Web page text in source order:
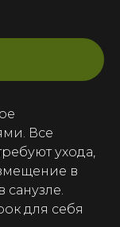
Все
ухода,
в
для себя